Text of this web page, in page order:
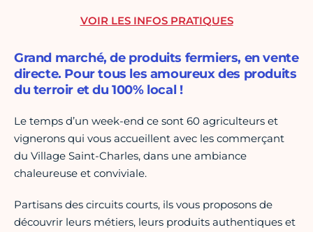
Grand marché, de produits fermiers, en vente
directe. Pour tous les amoureux des produits
du terroir et du 100% local !
Le temps d’un week-end ce sont 60 agriculteurs et
vignerons qui vous accueillent avec les commerçant
du Village Saint-Charles, dans une ambiance
chaleureuse et conviviale.
Partisans des circuits courts, ils vous proposons de
découvrir leurs métiers, leurs produits authentiques et
VOIR LES INFOS PRATIQUES